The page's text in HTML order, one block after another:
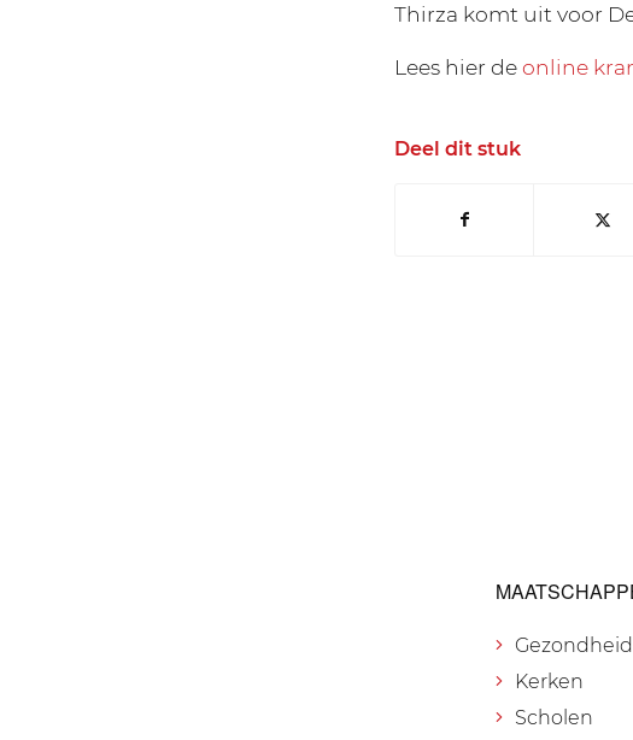
Thirza komt uit voor
Lees hier deonline
Deel dit stuk
Gezondheid
Kerken
Scholen